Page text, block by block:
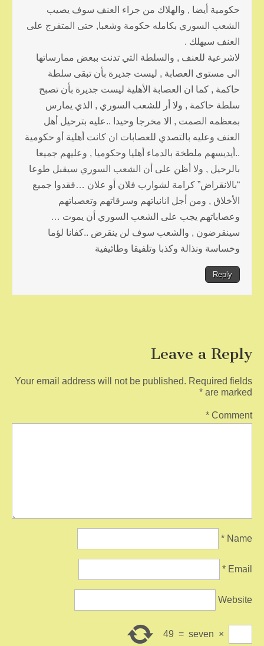
حكومية أيضا , والهلاك من جراء العنف سوف يصيب
الشعب السوري بكامله حكومة وشعبا, حتى المتفرج على
العنف سيهلك .
لاشرعية للعنف , والسلطة التي تدنت ببعض ممارساتها
الى مستوى العصابة , ليست جديرة بأن تبقى سلطة
حاكمة , كما ان العصابة الأهلية ليست جديرة بأن تصبح
سلطة حاكمة , ولا أر للشعب السوري , الذي يمارس
بمعظمه الصمت , الا مخرجا وحيدا ..عليه بترحيل أهل
العنف وعليه بالتصدي للعصابات ان كانت أهلية أو حكومية
..أيديسهم ملطخة بالدماء أهليا وحكوميا , وعليهم جميعا
بالرحيل , ولا أظن على أن الشعب السوري سيقبل طوعا
“بالانقراض” كرامة لشوارب فلان أو علان …فقدوا جميع
الأخلاق , ومن أجل انانياتهم وسرقاتهم وتعصباتهم
وعصاباتهم يجب على الشعب السوري أن يموت …
سينقرضون , والشعب سوف لن ينقرض ..كفانا لؤما
وخساسة ونذالة وكذبا وتلفيقا وطائيفية
Reply
Leave a Reply
Your email address will not be published. Required fields
are marked
*
Comment
*
Name
*
Email
*
Website
×
seven
=
49